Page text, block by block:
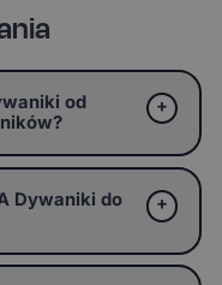
od
Dywaniki do